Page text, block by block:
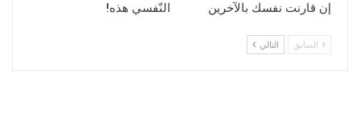
إن قارنت نفسك بالآخرين
النّفسي هذه!
السابق التالي